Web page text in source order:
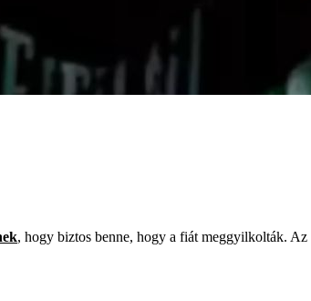
, hogy biztos benne, hogy a fiát meggyilkolták.